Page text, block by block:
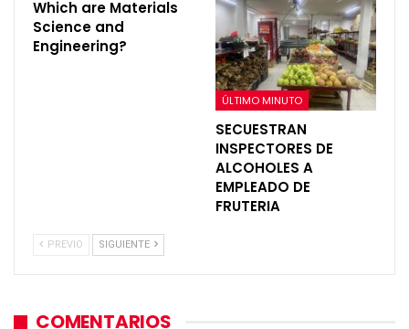
Which are Materials
Science and
Engineering?
ÚLTIMO MINUTO
SECUESTRAN
INSPECTORES DE
ALCOHOLES A
EMPLEADO DE
FRUTERIA
PREVIO SIGUIENTE
COMENTARIOS